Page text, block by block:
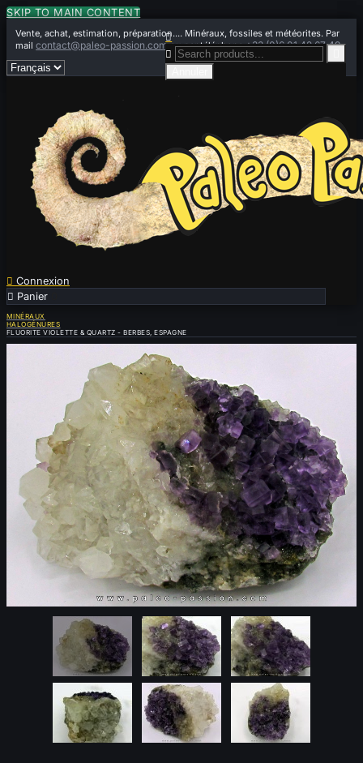
SKIP TO MAIN CONTENT
Vente, achat, estimation, préparation.... Minéraux, fossiles et météorites. Par
mailcontact@paleo-passion.comou par téléphone+33 (0)6 01 42 67 49
 Connexion
 Panier


MINÉRAUX
HALOGÉNURES
FLUORITE VIOLETTE & QUARTZ - BERBES, ESPAGNE